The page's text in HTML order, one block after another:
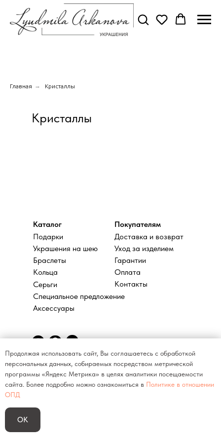
Главная → Кристаллы
Кристаллы
Каталог Покупателям
Политика конфиденциальности
Договор оферты
Украшения на шею
Браслеты
Кольца
Серьги
Аксессуары
Доставка и возврат
Оплата
Уход за изделием
Контакты
Подарки
Специальное предложение
Гарантии
Продолжая использовать сайт, Вы соглашаетесь с обработкой
персональных данных, собираемых посредством метрической
программы «Яндекс Метрика» в целях аналитики посещаемости
сайта. Более подробно можно ознакомиться в Политике в отношении
ОПД
ОК